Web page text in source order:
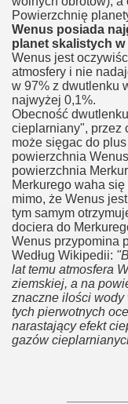
Powierzchnię
Wenus posiada
planet skalistych w
Wenus jest
atmosfery i nie
w 97% z dwutlenku
najwyżej 0,1%.
Obecność
cieplarniany", przez
może sięgac do
powierzchnia
powierzchnia
Merkurego waha
mimo, że Wenus
tym samym
dociera do
Wenus przypomina
Według Wikipedii:
lat temu atmosfera
ziemskiej, a na
znaczne ilości wody
tych pierwotnych
narastający efekt
gazów